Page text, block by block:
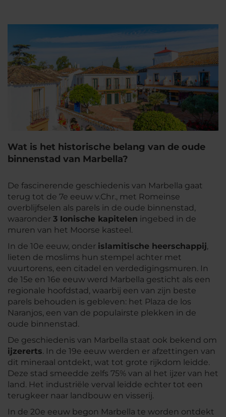
Wat is het historische belang van de oude
binnenstad van Marbella?
De fascinerende geschiedenis van Marbella gaat
terug tot de 7e eeuw v.Chr., met Romeinse
overblijfselen als parels in de oude binnenstad,
waaronder 3 Ionische kapitelen ingebed in de
muren van het Moorse kasteel.
In de 10e eeuw, onder islamitische heerschappij,
lieten de moslims hun stempel achter met
vuurtorens, een citadel en verdedigingsmuren. In
de 15e en 16e eeuw werd Marbella gesticht als een
regionale hoofdstad, waarbij een van zijn beste
parels behouden is gebleven: het Plaza de los
Naranjos, een van de populairste plekken in de
oude binnenstad.
De geschiedenis van Marbella staat ook bekend om
ijzererts. In de 19e eeuw werden er afzettingen van
dit mineraal ontdekt, wat tot grote rijkdom leidde.
Deze stad smeedde zelfs 75% van al het ijzer van het
land. Het industriële verval leidde echter tot een
terugkeer naar landbouw en visserij.
In de 20e eeuw begon Marbella te worden ontdekt